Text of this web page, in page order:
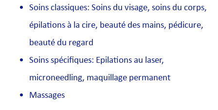
Soins classiques: Soins du visage, soins du corps,
épilations à la cire, beauté des mains, pédicure,
beauté du regard
Soins spécifiques: Epilations au laser,
microneedling, maquillage permanent
Massages